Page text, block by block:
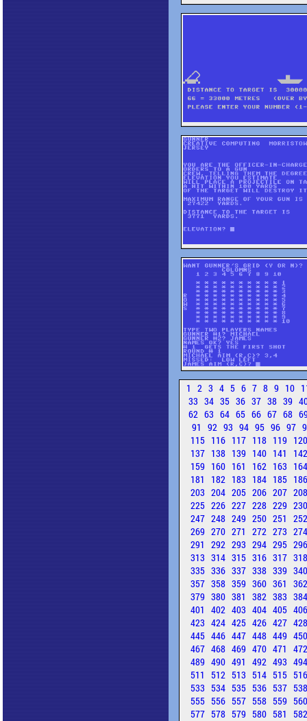
1 2 3 4 5 6 7 8 9 10
33 34 35 36 37 38 39
62 63 64 65 66 67 68
91 92 93 94 95 96 97
115 116 117 118 119
137 138 139 140 141
159 160 161 162 163
181
182 183 184 185
203 204 205 206 207
225 226 227 228 229
247 248 249 250 251
269 270 271 272 273
291 292 293 294 295
313 314 315 316 317
335 336 337 338 339
357 358 359 360 361
379 380 381 382 383
401 402 403 404 405
423 424 425 426 427
445 446 447 448 449
467 468 469 470 471
489 490 491 492 493
511 512 513 514 515
533 534 535 536 537
555 556 557 558 559
577 578 579 580 581